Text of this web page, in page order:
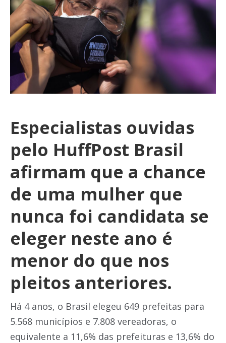
Especialistas ouvidas
pelo HuffPost Brasil
afirmam que a chance
de uma mulher que
nunca foi candidata se
eleger neste ano é
menor do que nos
pleitos anteriores.
Há 4 anos, o Brasil elegeu 649 prefeitas para
5.568 municípios e 7.808 vereadoras, o
equivalente a 11,6% das prefeituras e 13,6% do